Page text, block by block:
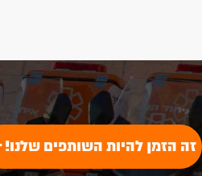
זה הזמן להיות השותפים שלנו!